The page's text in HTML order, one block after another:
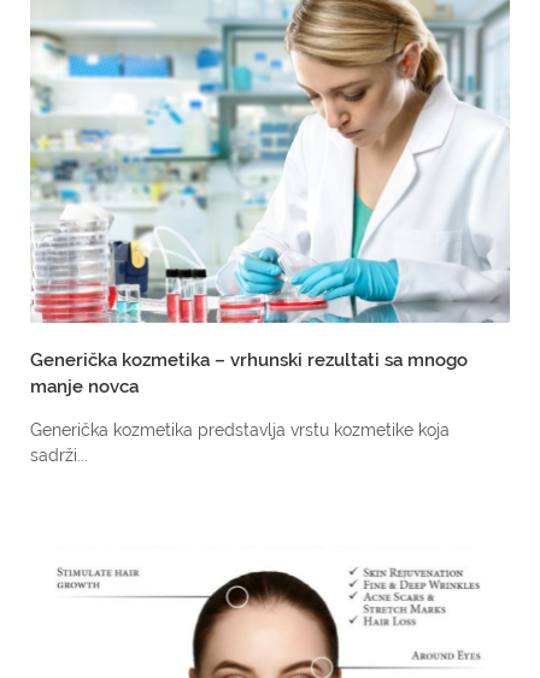
Generička kozmetika – vrhunski rezultati sa mnogo
manje novca
Generička kozmetika predstavlja vrstu kozmetike koja
sadrži...